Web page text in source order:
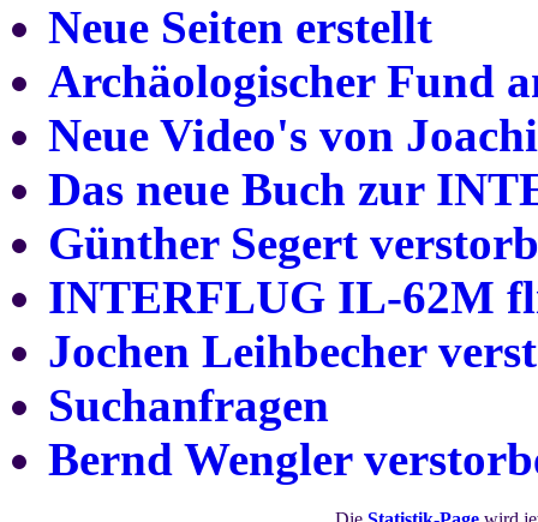
Neue Seiten erstellt
Archäologischer Fund
Neue Video's von
Das neue Buch zur
Günther Segert
INTERFLUG IL-62M
Jochen Leihbecher
Suchanfragen
Bernd Wengler